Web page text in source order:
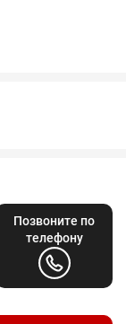
Позвоните по
телефону